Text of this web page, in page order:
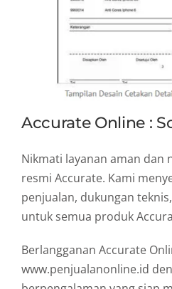
Accurate Online :
Nikmati layanan aman dan
resmi Accurate. Kami
penjualan, dukungan
untuk semua produk
Berlangganan Accurate
www.penjualanonline.id